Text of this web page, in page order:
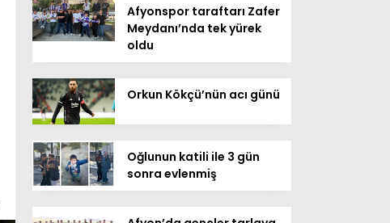
Afyonspor taraftarı Zafer
Meydanı’nda tek yürek
oldu
Orkun Kökçü’nün acı günü
Oğlunun katili ile 3 gün
sonra evlenmiş